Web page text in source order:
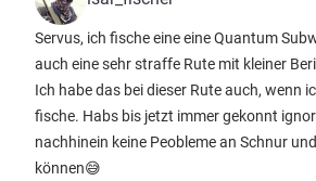
Servus, ich fische eine eine Quantum
auch eine sehr straffe Rute mit kleiner
Ich habe das bei dieser Rute auch, wenn
fische. Habs bis jetzt immer gekonnt
nachhinein keine Peobleme an Schnur
können😅